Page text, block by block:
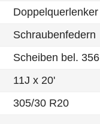
Doppelquerlenker
Schraubenfedern
Scheiben bel.
11J x 20'
305/30 R20